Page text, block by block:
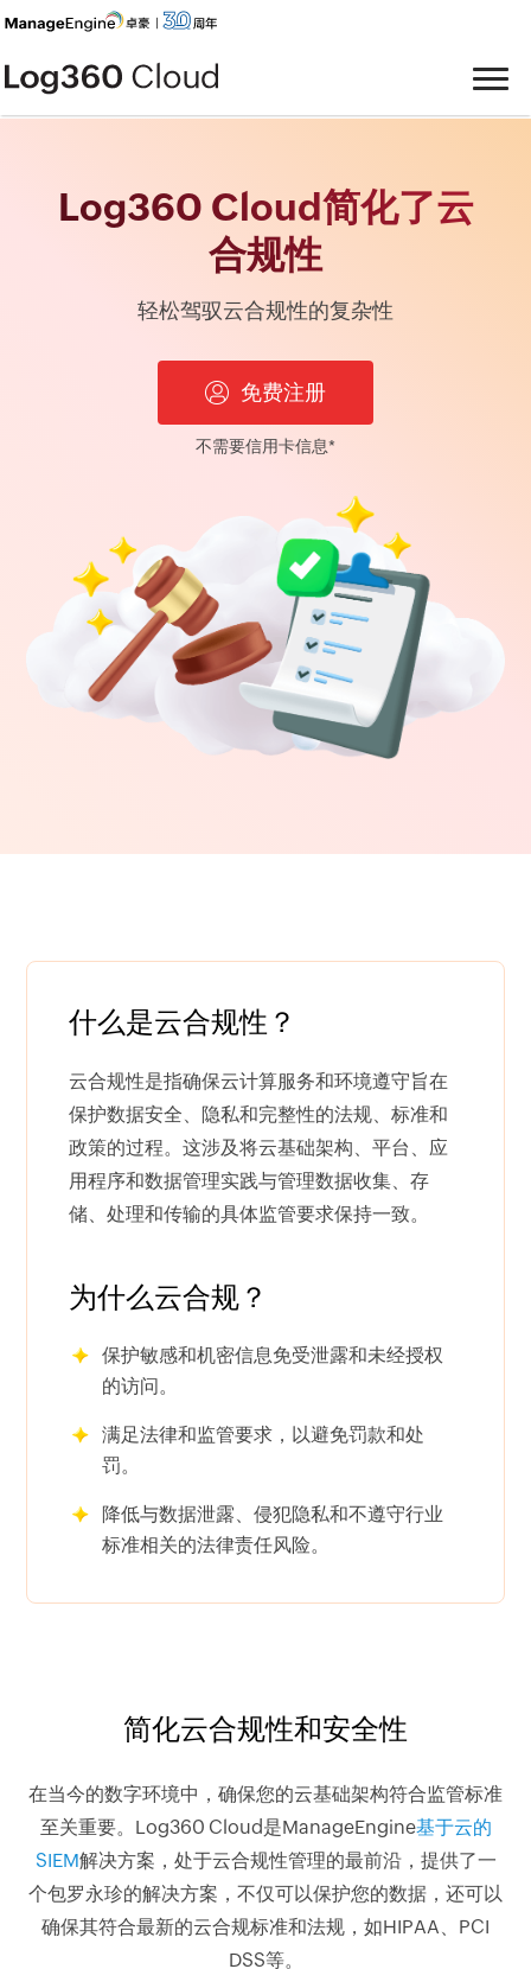
Log360 Cloud简化了云
合规性
轻松驾驭云合规性的复杂性
免费注册
不需要信用卡信息*
什么是云合规性？
云合规性是指确保云计算服务和环境遵守旨在
保护数据安全、隐私和完整性的法规、标准和
政策的过程。这涉及将云基础架构、平台、应
用程序和数据管理实践与管理数据收集、存
储、处理和传输的具体监管要求保持一致。
为什么云合规？
保护敏感和机密信息免受泄露和未经授权
的访问。
满足法律和监管要求，以避免罚款和处
罚。
降低与数据泄露、侵犯隐私和不遵守行业
标准相关的法律责任风险。
简化云合规性和安全性
在当今的数字环境中，确保您的云基础架构符合监管标准
至关重要。Log360 Cloud是ManageEngine基于云的
SIEM解决方案，处于云合规性管理的最前沿，提供了一
个包罗永珍的解决方案，不仅可以保护您的数据，还可以
确保其符合最新的云合规标准和法规，如HIPAA、PCI
DSS等。